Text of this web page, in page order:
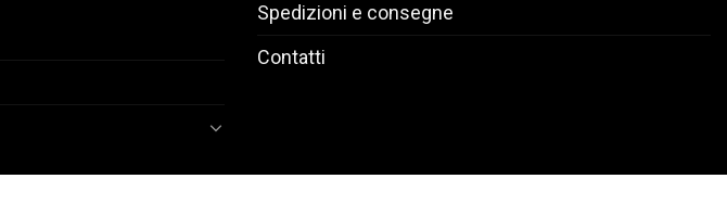
Spedizioni e consegne
Contatti